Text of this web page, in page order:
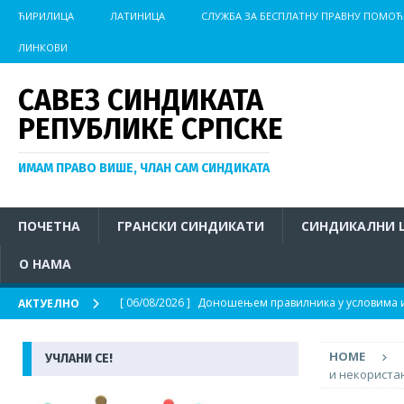
ЋИРИЛИЦА ЛАТИНИЦА СЛУЖБА ЗА БЕСПЛАТНУ ПРАВНУ ПОМОЋ
ЛИНКОВИ
САВЕЗ СИНДИКАТА
РЕПУБЛИКЕ СРПСКЕ
ИМАМ ПРАВО ВИШЕ, ЧЛАН САМ СИНДИКАТА
ПОЧЕТНА ГРАНСКИ СИНДИКАТИ СИНДИКАЛНИ
О НАМА
АКТУЕЛНО [ 06/08/2026 ] Доношењем правилника у условима
Иницијатива за хитно покретање
HOME
и
УЧЛАНИ СЕ!